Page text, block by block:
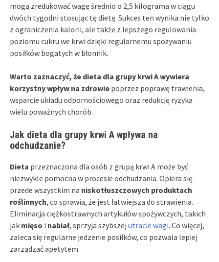
mogą zredukować wagę średnio o 2,5 kilograma w ciągu
dwóch tygodni stosując tę dietę. Sukces ten wynika nie tylko
z ograniczenia kalorii, ale także z lepszego regulowania
poziomu cukru we krwi dzięki regularnemu spożywaniu
posiłków bogatych w błonnik.
Warto zaznaczyć, że dieta dla grupy krwi A wywiera
korzystny wpływ na zdrowie poprzez poprawę trawienia,
wsparcie układu odpornościowego oraz redukcję ryzyka
wielu poważnych chorób.
Jak dieta dla grupy krwi A wpływa na
odchudzanie?
Dieta przeznaczona dla osób z grupą krwi A może być
niezwykle pomocna w procesie odchudzania. Opiera się
przede wszystkim na niskotłuszczowych produktach
roślinnych, co sprawia, że jest łatwiejsza do strawienia.
Eliminacja ciężkostrawnych artykułów spożywczych, takich
jak mięso i nabiał, sprzyja szybszej utracie wagi. Co więcej,
zaleca się regularne jedzenie posiłków, co pozwala lepiej
zarządzać apetytem.